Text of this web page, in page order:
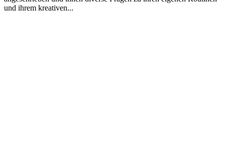
und ihrem kreativen...